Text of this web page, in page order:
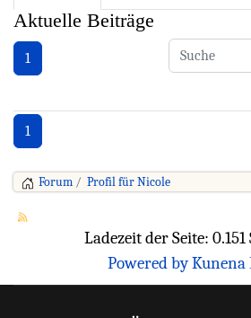
Aktuelle Beiträge
1
1
Forum Profil für Nicole
Ladezeit der Seite:
Powered by Kunena